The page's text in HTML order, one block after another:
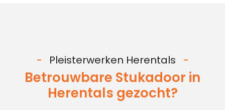
Pleisterwerken Herentals
Betrouwbare Stukadoor in
Herentals gezocht?